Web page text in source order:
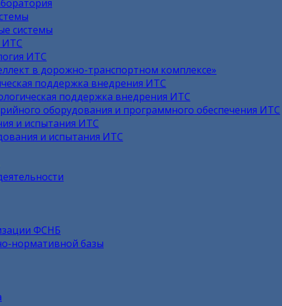
системы
ИТС
ИТС
в дорожно-транспортном комплексе»
поддержка внедрения ИТС
поддержка внедрения ИТС
оборудования и программного обеспечения ИТС
и испытания ИТС
и испытания ИТС
ФСНБ
нормативной базы